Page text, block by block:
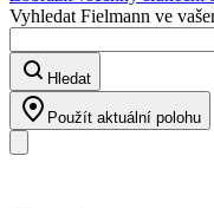
Vyhledat Fielmann ve
Hledat
Použít aktuální polohu